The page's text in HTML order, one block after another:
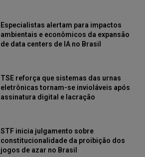
Especialistas alertam para impactos
ambientais e econômicos da expansão
de data centers de IA no Brasil
TSE reforça que sistemas das urnas
eletrônicas tornam-se invioláveis após
assinatura digital e lacração
STF inicia julgamento sobre
constitucionalidade da proibição dos
jogos de azar no Brasil